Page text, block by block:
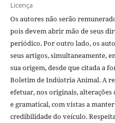
Licença
Os autores não serão
pois devem abrir mão de seus
periódico. Por outro lado, os
seus artigos, simultaneamente,
sua origem, desde que citada a
Boletim de Indústria Animal. A
efetuar, nos originais,
e gramatical, com vistas a
credibilidade do veículo.